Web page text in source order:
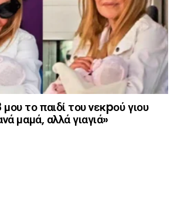
το παιδί του νεκpού γιου
μαμά, αλλά γιαγιά»